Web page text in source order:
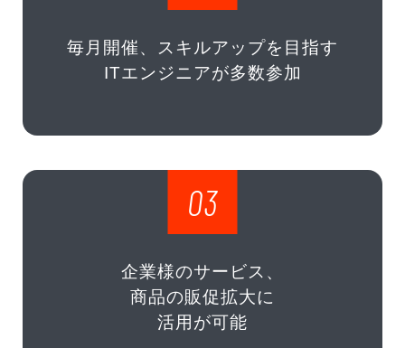
毎月開催、スキルアップを目指す
ITエンジニアが多数参加
03
企業様のサービス、
商品の販促拡大に
活用が可能